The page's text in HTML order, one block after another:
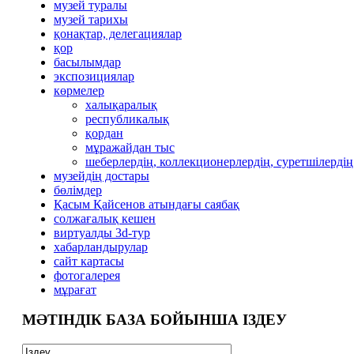
музей туралы
музей тарихы
қонақтар, делегациялар
қор
басылымдар
экспозициялар
көрмелер
халықаралық
республикалық
қордан
мұражайдан тыс
шеберлердің, коллекционерлердің,
музейдің достары
бөлімдер
Қасым Қайсенов атындағы саябақ
солжағалық кешен
виртуалды 3d-тур
xабарландырулар
сайт картасы
фотогалерея
мұрағат
МӘТІНДІК БАЗА БОЙЫНША ІЗДЕУ